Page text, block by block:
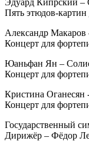
Пять этюдов-
Александр Макаров
Концерт для
Юаньфан Ян –
Концерт для
Кристина Оганесян
Концерт для
Государственный
Дирижёр – Фёдор